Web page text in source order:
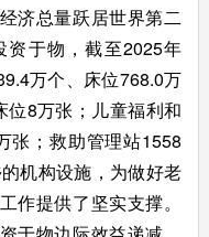
济总量跃居世界第二
于物，截至2025年
万个、床位768.0万
8万张；儿童福利和
张；救助管理站1558
机构设施，为做好老
作提供了坚实支撑。